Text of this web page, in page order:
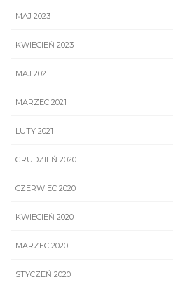
MAJ 2023
KWIECIEŃ 2023
MAJ 2021
MARZEC 2021
LUTY 2021
GRUDZIEŃ 2020
CZERWIEC 2020
KWIECIEŃ 2020
MARZEC 2020
STYCZEŃ 2020